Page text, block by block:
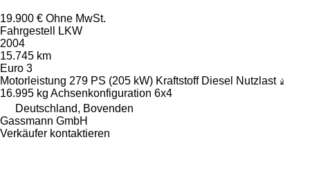
19.900 € Ohne MwSt.
Fahrgestell LKW
2004
15.745 km
Euro 3
Motorleistung 279 PS (205 kW) Kraftstoff Diesel Nutzlast
16.995 kg Achsenkonfiguration 6x4
Deutschland, Bovenden
Gassmann GmbH
Verkäufer kontaktieren